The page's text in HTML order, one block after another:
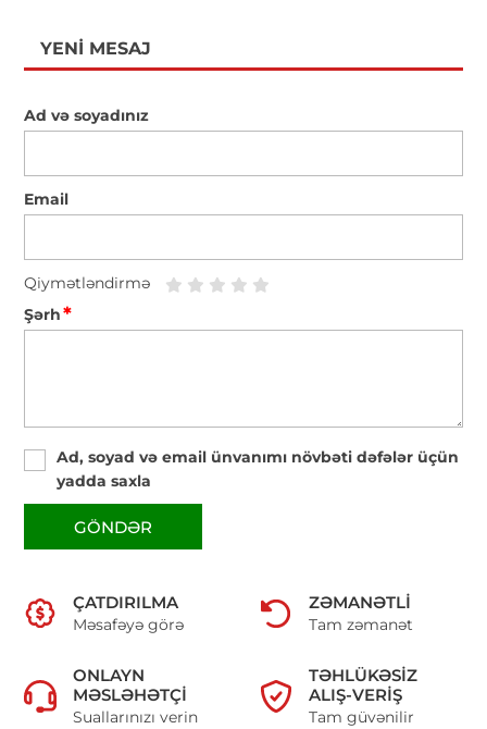
YENI MESAJ
Ad və soyadınız
Email
Qiymətləndirmə
Şərh*
Ad, soyad və email ünvanımı növbəti dəfələr üçün
yadda saxla
GÖNDƏR
ÇATDIRILMA
Məsafəyə görə
ZƏMANƏTLI
Tam zəmanət
ONLAYN
MƏSLƏHƏTÇI
Suallarınızı verin
TƏHLÜKƏSIZ
ALIŞ-VERIŞ
Tam güvənilir